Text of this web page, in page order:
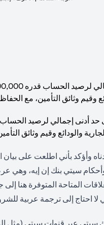
وقيم وثائق التأمين، مع
والودائع وقيم وثائق
وأؤكد بأني اطلعت على بيان
سيتي بنك إن إيه، وهي
المتاحة المتوفرة هنا إلى
لا احتاج إلى ترجمة عربية